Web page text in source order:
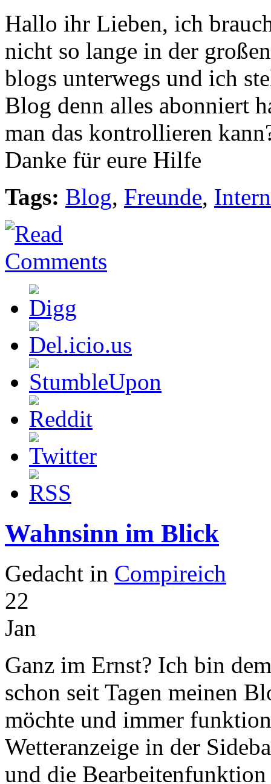
Hallo ihr Lieben, ich
nicht so lange in der
blogs unterwegs und ich
Blog denn alles abonniert
man das kontrollieren
Danke für eure Hilfe
Tags: Blog, Freunde,
Wahnsinn im Blick
Gedacht in Compireich
22
Jan
Ganz im Ernst? Ich bin
schon seit Tagen meinen
möchte und immer
Wetteranzeige in der
und die